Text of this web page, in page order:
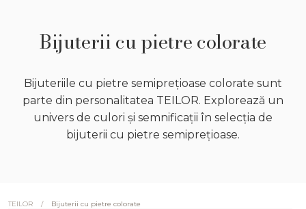
Bijuterii cu pietre colorate
Bijuteriile cu pietre semiprețioase colorate sunt
parte din personalitatea TEILOR. Explorează un
univers de culori și semnificații în selecția de
bijuterii cu pietre semiprețioase.
TEILOR / Bijuterii cu pietre colorate